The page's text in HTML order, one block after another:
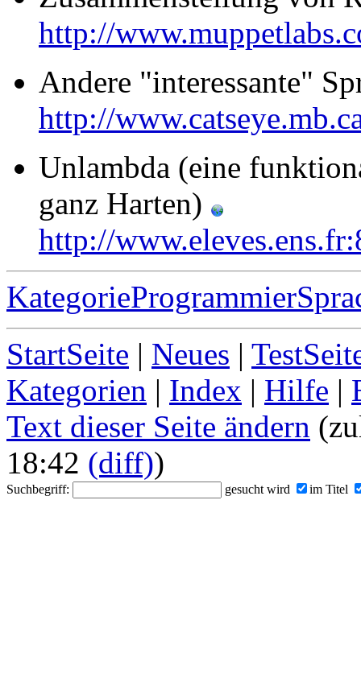
http://
Andere "interessante"
http://
Unlambda (eine
ganz Harten)
http://
StartSeite | Neues |
Kategorien | Index | Hilfe |
Text dieser Seite ändern
18:42 (diff))
Suchbegriff: gesucht wird im Titel